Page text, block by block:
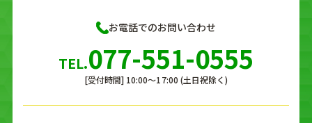
お電話でのお問い合わせ
TEL.077-551-0555
[受付時間] 10:00〜17:00 (土日祝除く)